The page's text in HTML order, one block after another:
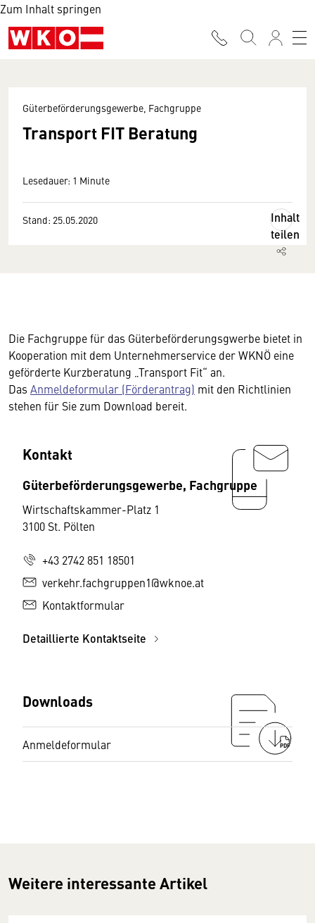
Zum Inhalt springen
Güterbeförderungsgewerbe, Fachgruppe
Transport FIT Beratung
Lesedauer: 1 Minute
Stand: 25.05.2020
Inhalt
teilen
Die Fachgruppe für das Güterbeförderungsgwerbe bietet in
Kooperation mit dem Unternehmerservice der WKNÖ eine
geförderte Kurzberatung „Transport Fit“ an.
Das Anmeldeformular (Förderantrag) mit den Richtlinien
stehen für Sie zum Download bereit.
Kontakt
Güterbeförderungsgewerbe, Fachgruppe
Wirtschaftskammer-Platz 1
3100 St. Pölten
+43 2742 851 18501
verkehr.fachgruppen1@wknoe.at
Kontaktformular
Detaillierte Kontaktseite
Downloads
Anmeldeformular PDF
Weitere interessante Artikel